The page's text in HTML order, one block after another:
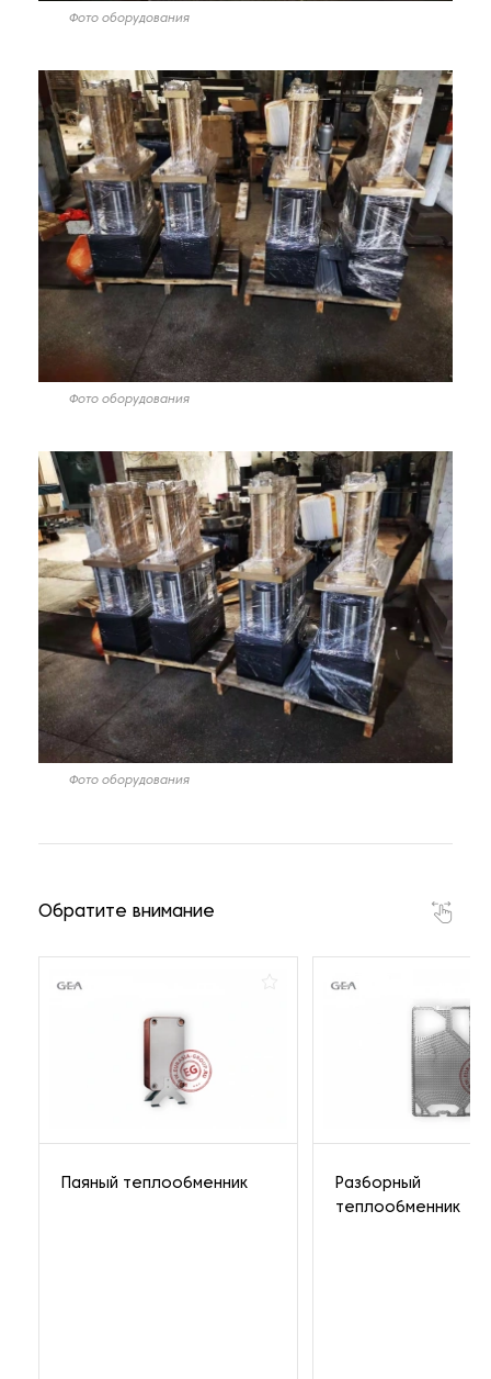
Фото оборудования
Фото оборудования
Фото оборудования
Обратите внимание
Паяный теплообменник
Разборный
теплообменник